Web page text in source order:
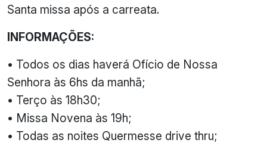
Santa missa após a carreata.
INFORMAÇÕES:
• Todos os dias haverá Ofício de Nossa
Senhora às 6hs da manhã;
• Terço às 18h30;
• Missa Novena às 19h;
• Todas as noites Quermesse drive thru;